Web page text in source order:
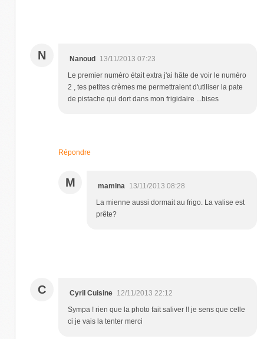
N Nanoud 13/11/2013 07:23
Le premier numéro était extra j'ai hâte de voir le numéro
2 , tes petites crèmes me permettraient d'utiliser la pate
de pistache qui dort dans mon frigidaire ...bises
Répondre
M mamina
13/11/2013 08:28
La mienne aussi dormait au frigo. La valise est
prête?
C Cyril Cuisine 12/11/2013 22:12
Sympa ! rien que la photo fait saliver !! je sens que celle
ci je vais la tenter merci